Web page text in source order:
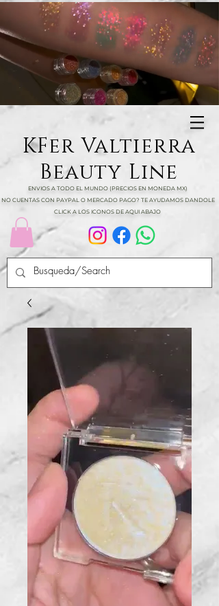
KFer Valtierra
Beauty Line
ENVIOS A TODO EL MUNDO (PRECIOS EN MONEDA MX)
NO CUENTAS CON PAYPAL O MERCADO PAGO? TE AYUDAMOS DANDOLE
CLICK A LOS ICONOS DE AQUI ABAJO